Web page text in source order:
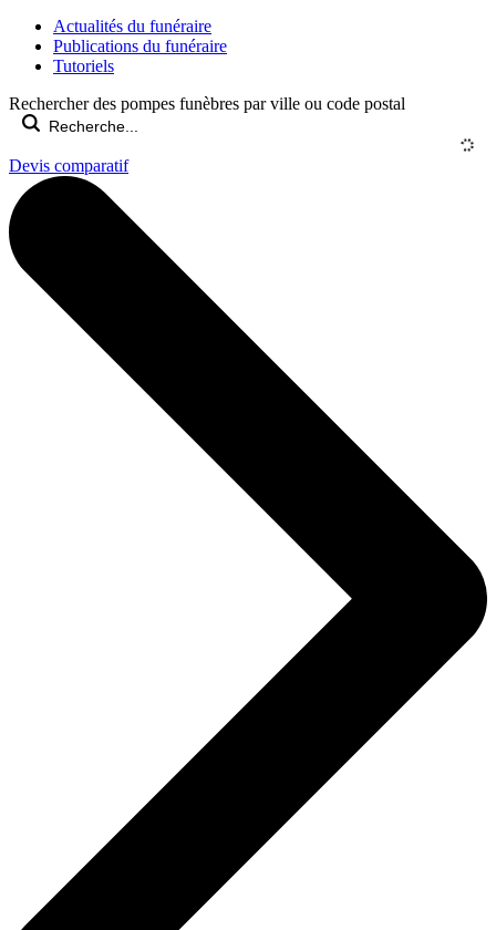
Actualités du funéraire
Publications du funéraire
Tutoriels
Rechercher des pompes funèbres par ville ou code postal
Devis comparatif